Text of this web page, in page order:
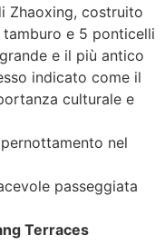
Zhaoxing, costruito
e 5 ponticelli
e il più antico
indicato come il
culturale e
nel
passeggiata
Terraces